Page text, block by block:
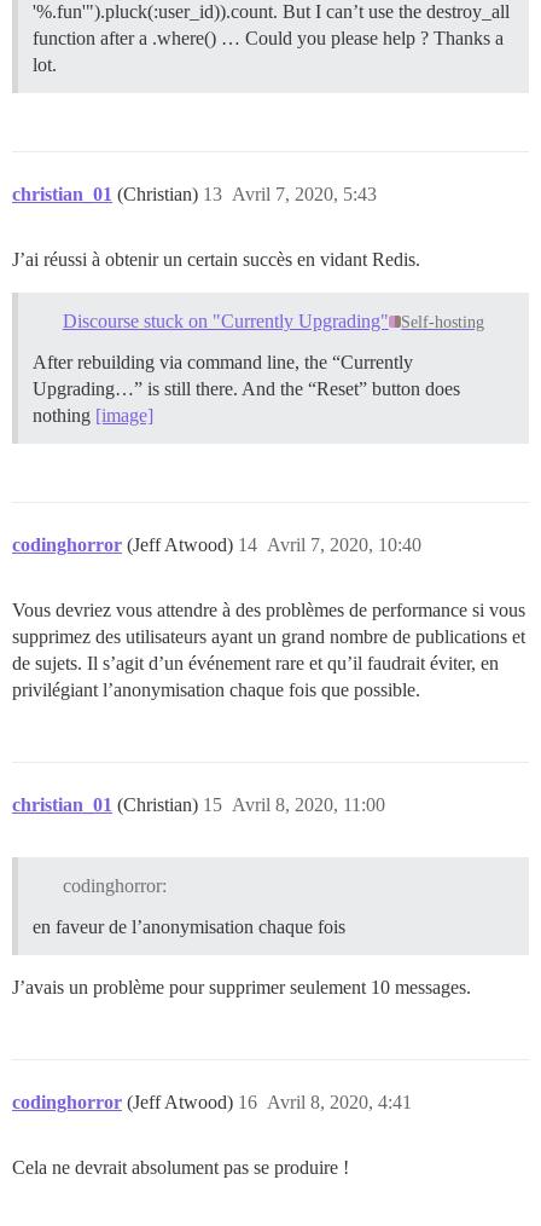
'%.fun'").pluck(:user_id)).count. But I can’t use the destroy_all
function after a .where() … Could you please help ? Thanks a
lot.
christian_01 (Christian) Avril 7, 2020, 5:43
13
J’ai réussi à obtenir un certain succès en vidant Redis.
Discourse stuck on "Currently Upgrading" Self-hosting
After rebuilding via command line, the “Currently
Upgrading…” is still there. And the “Reset” button does
nothing [image]
codinghorror (Jeff Atwood) Avril 7, 2020, 10:40
14
Vous devriez vous attendre à des problèmes de performance si vous
supprimez des utilisateurs ayant un grand nombre de publications et
de sujets. Il s’agit d’un événement rare et qu’il faudrait éviter, en
privilégiant l’anonymisation chaque fois que possible.
christian_01 (Christian) Avril 8, 2020, 11:00
15
codinghorror:
en faveur de l’anonymisation chaque fois
J’avais un problème pour supprimer seulement 10 messages.
codinghorror (Jeff Atwood) Avril 8, 2020, 4:41
16
Cela ne devrait absolument pas se produire !